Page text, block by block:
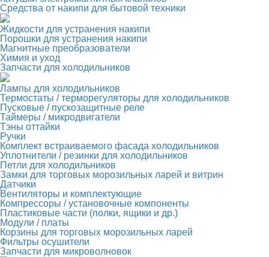
Средства от накипи для бытовой техники
Жидкости для устранения накипи
Порошки для устранения накипи
Магнитные преобразователи
Химия и уход
Запчасти для холодильников
Лампы для холодильников
Термостаты / терморегуляторы для холодильников
Пусковые / пускозащитные реле
Таймеры / микродвигатели
Тэны оттайки
Ручки
Комплект встраиваемого фасада холодильников
Уплотнители / резинки для холодильников
Петли для холодильников
Замки для торговых морозильных ларей и витрин
Датчики
Вентиляторы и комплектующие
Компрессоры / установочные компоненты
Пластиковые части (полки, ящики и др.)
Модули / платы
Корзины для торговых морозильных ларей
Фильтры осушители
Запчасти для микроволновок